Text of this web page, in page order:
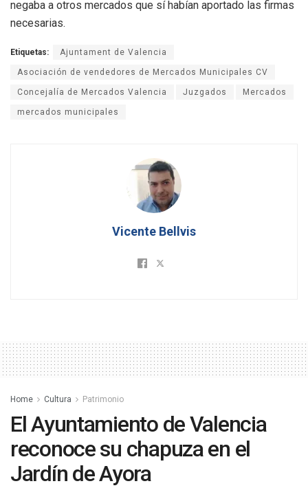
negaba a otros mercados que sí habían aportado las firmas
necesarias.
Etiquetas: Ajuntament de Valencia
Asociación de vendedores de Mercados Municipales CV
Concejalía de Mercados Valencia Juzgados Mercados
mercados municipales
Vicente Bellvis
Home Cultura Patrimonio
El Ayuntamiento de Valencia
reconoce su chapuza en el
Jardín de Ayora